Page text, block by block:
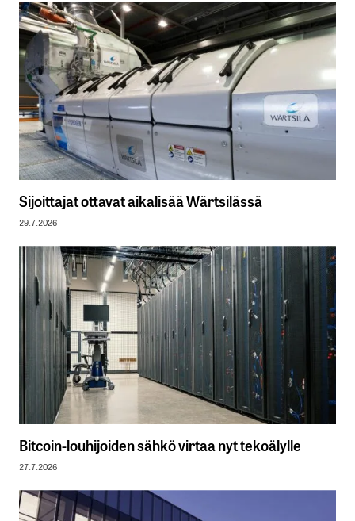
Sijoittajat ottavat aikalisää Wärtsilässä
29.7.2026
Bitcoin-louhijoiden sähkö virtaa nyt tekoälylle
27.7.2026